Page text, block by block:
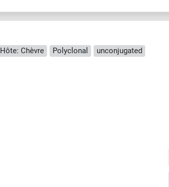
Hôte: Chèvre Polyclonal unconjugated